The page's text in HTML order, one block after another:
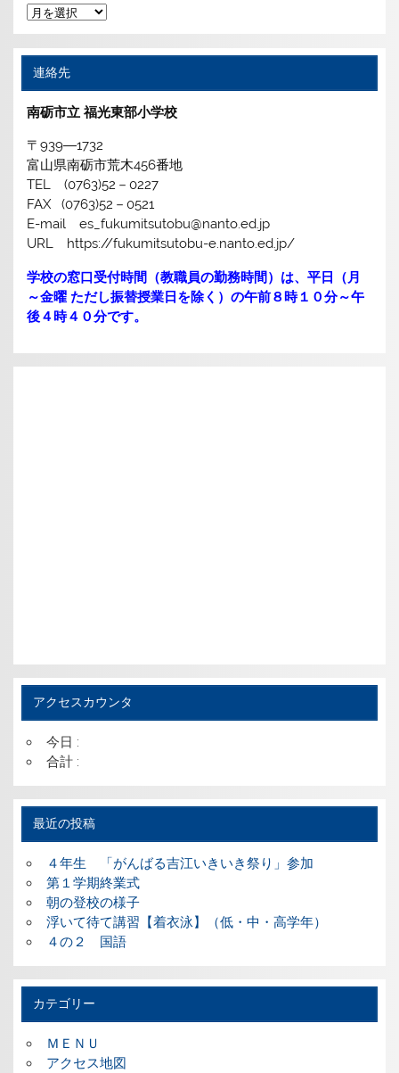
ア
ー
カ
イ
連絡先
南砺市立 福光東部小学校
〒939―1732
富山県南砺市荒木456番地
TEL (0763)52－0227
FAX (0763)52－0521
E-mail es_fukumitsutobu@nanto.ed.jp
URL https://fukumitsutobu-e.nanto.ed.jp/
学校の窓口受付時間（教職員の勤務時間）は、平日（月
～金曜 ただし振替授業日を除く）の午前８時１０分～午
後４時４０分です。
アクセスカウンタ
今日 :
合計 :
最近の投稿
４年生 「がんばる吉江いきいき祭り」参加
第１学期終業式
朝の登校の様子
浮いて待て講習【着衣泳】（低・中・高学年）
４の２ 国語
カテゴリー
ＭＥＮＵ
アクセス地図